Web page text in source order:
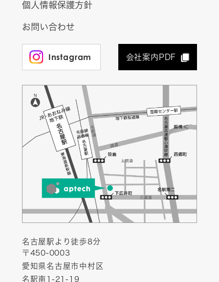
個人情報保護方針
お問い合わせ
Instagram 会社案内PDF
名古屋駅より徒歩8分
〒450-0003
愛知県名古屋市中村区
名駅南1-21-19